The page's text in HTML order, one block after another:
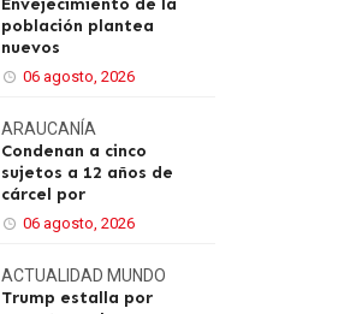
Envejecimiento de la
población plantea
nuevos
06 agosto, 2026
ARAUCANÍA
Condenan a cinco
sujetos a 12 años de
cárcel por
06 agosto, 2026
ACTUALIDAD MUNDO
Trump estalla por